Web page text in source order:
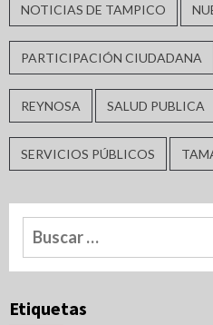
NOTICIAS DE TAMPICO
PARTICIPACIÓN CIUDADANA
REYNOSA SALUD PUBLICA
SERVICIOS PÚBLICOS
Buscar:
Etiquetas